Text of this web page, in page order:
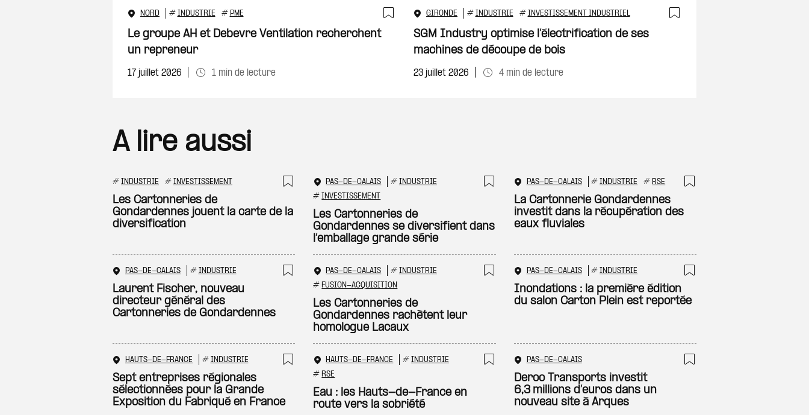
NORD # INDUSTRIE # PME
Ajouter à ma sélection
Le groupe AH et Debevre Ventilation recherchent
un repreneur
17 juillet 2026 1 min de lecture
GIRONDE # INDUSTRIE # INVESTISSEMENT INDUSTRIEL
SGM Industry optimise l’électrification de ses
machines de découpe de bois
23 juillet 2026 4 min de lecture
A lire aussi
# INDUSTRIE # INVESTISSEMENT
Ajouter à ma sélection
Les Cartonneries de
Gondardennes jouent la carte de la
diversification
PAS-DE-CALAIS # INDUSTRIE
#INVESTISSEMENT Ajouter à ma sélection
Les Cartonneries de
Gondardennes se diversifient dans
l’emballage grande série
PAS-DE-CALAIS #INDUSTRIE #RSE
La Cartonnerie Gondardennes
investit dans la récupération des
eaux fluviales
PAS-DE-CALAIS # INDUSTRIE
Ajouter à ma sélection
Laurent Fischer, nouveau
directeur général des
Cartonneries de Gondardennes
PAS-DE-CALAIS # INDUSTRIE
#FUSION-ACQUISITION Ajouter à ma sélection
Les Cartonneries de
Gondardennes rachètent leur
homologue Lacaux
PAS-DE-CALAIS #INDUSTRIE
Ajouter à ma
Inondations : la première édition
du salon Carton Plein est reportée
HAUTS-DE-FRANCE # INDUSTRIE
Ajouter à ma sélection
Sept entreprises régionales
sélectionnées pour la Grande
Exposition du Fabriqué en France
HAUTS-DE-FRANCE # INDUSTRIE
#RSE Ajouter à ma sélection
Eau : les Hauts-de-France en
route vers la sobriété
PAS-DE-CALAIS
Deroo Transports investit
6,3 millions d’euros dans un
nouveau site à Arques